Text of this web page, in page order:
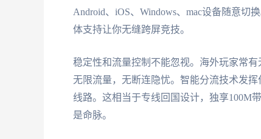
Android、iOS、Windows、mac设备随意
体支持让你无缝跨屏竞技。
稳定性和流量控制不能忽视。海外玩家常
无限流量，无断连隐忧。智能分流技术发
线路。这相当于专线回国设计，独享100M
是命脉。